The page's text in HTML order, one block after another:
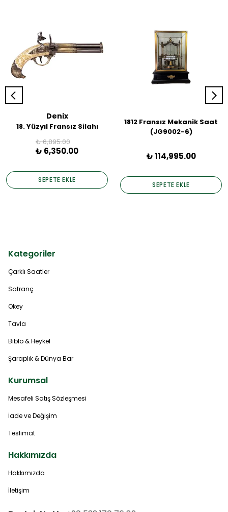
Denix
18. Yüzyıl Fransız Silahı
₺ 6,895.00
₺ 6,350.00
SEPETE EKLE
1812 Fransız Mekanik Saat
(JG9002-6)
₺ 114,995.00
SEPETE EKLE
Kategoriler
Çarklı Saatler
Satranç
Okey
Tavla
Biblo & Heykel
Şaraplık & Dünya Bar
Kurumsal
Mesafeli Satış Sözleşmesi
İade ve Değişim
Teslimat
Hakkımızda
Hakkımızda
İletişim